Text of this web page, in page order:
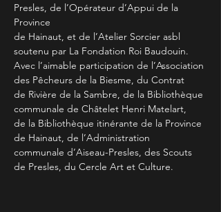
Presles, de l’Opérateur d’Appui de la
Province
de Hainaut, et de l’Atelier Sorcier asbl
soutenu par La Fondation Roi Baudouin.
Avec l’aimable participation de l’Association
des Pêcheurs de la Biesme, du Contrat
de Rivière de la Sambre, de la Bibliothèque
communale de Châtelet Henri Matelart,
de la Bibliothèque itinérante de la Province
de Hainaut, de l’Administration
communale d’Aiseau-Presles, des Scouts
de Presles, du Cercle Art et Culture.